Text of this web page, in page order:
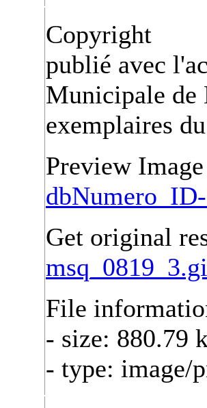
Copyright
publié avec
Municipale de
exemplaires
Preview Image
Get original
File
- size: 880.79
- type: image/